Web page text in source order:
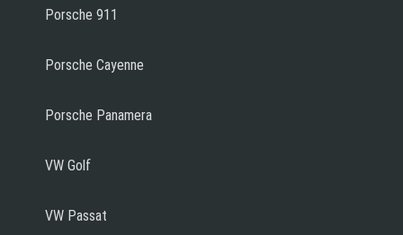
Porsche 911
Porsche Cayenne
Porsche Panamera
VW Golf
VW Passat